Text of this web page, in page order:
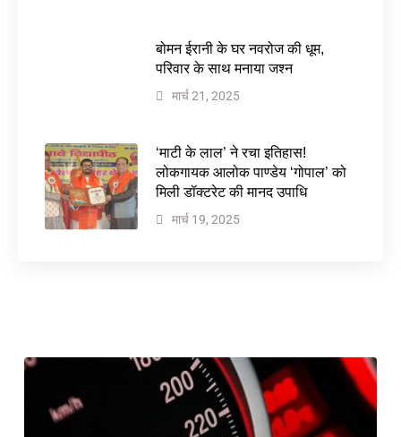
बोमन ईरानी के घर नवरोज की धूम,
परिवार के साथ मनाया जश्न
मार्च 21, 2025
‘माटी के लाल’ ने रचा इतिहास!
लोकगायक आलोक पाण्डेय ‘गोपाल’ को
मिली डॉक्टरेट की मानद उपाधि
मार्च 19, 2025